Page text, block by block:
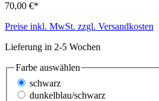
70,00 €*
Preise inkl. MwSt. zzgl. Versandkosten
Lieferung in 2-5 Wochen
Farbe auswählen
schwarz
dunkelblau/schwarz